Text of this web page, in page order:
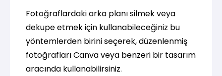
Fotoğraflardaki arka planı silmek veya
dekupe etmek için kullanabileceğiniz bu
yöntemlerden birini seçerek, düzenlenmiş
fotoğrafları Canva veya benzeri bir tasarım
aracında kullanabilirsiniz.